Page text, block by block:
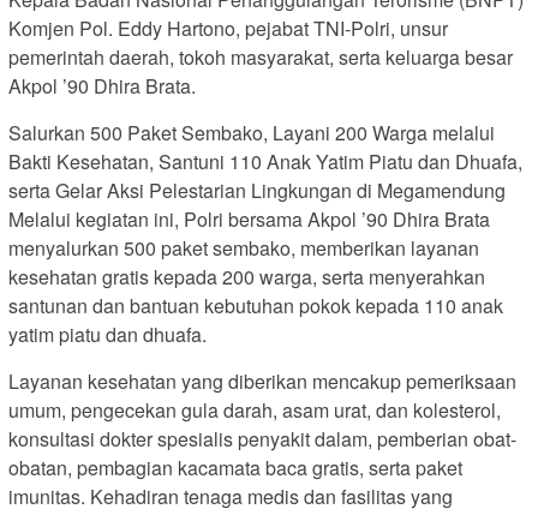
Komjen Pol. Eddy Hartono, pejabat TNI-Polri, unsur
pemerintah daerah, tokoh masyarakat, serta keluarga besar
Akpol ’90 Dhira Brata.
Salurkan 500 Paket Sembako, Layani 200 Warga melalui
Bakti Kesehatan, Santuni 110 Anak Yatim Piatu dan Dhuafa,
serta Gelar Aksi Pelestarian Lingkungan di Megamendung
Melalui kegiatan ini, Polri bersama Akpol ’90 Dhira Brata
menyalurkan 500 paket sembako, memberikan layanan
kesehatan gratis kepada 200 warga, serta menyerahkan
santunan dan bantuan kebutuhan pokok kepada 110 anak
yatim piatu dan dhuafa.
Layanan kesehatan yang diberikan mencakup pemeriksaan
umum, pengecekan gula darah, asam urat, dan kolesterol,
konsultasi dokter spesialis penyakit dalam, pemberian obat-
obatan, pembagian kacamata baca gratis, serta paket
imunitas. Kehadiran tenaga medis dan fasilitas yang